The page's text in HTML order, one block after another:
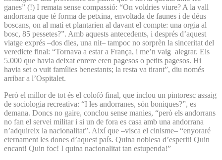
ganes” (!) I remata sense compassió: “On voldries viure? A la vall
andorrana que té forma de petxina, envoltada de faunes i de déus
boscans, on al matí et plantarien al davant el compte: una orgia al
bosc, 85 pessetes?”. Amb aquests antecedents, i després d’aquest
viatge exprés –dos dies, una nit– tampoc no sorprèn la sinceritat del
veredicte final: “Tornava a estar a França, i me’n vaig alegrar. Els
5.000 que havia deixat enrere eren pagesos o petits pagesos. Hi
havia set o vuit famílies benestants; la resta va tirant”, diu només
arribar a l’Ospitalet.
Però el millor de tot és el colofó final, que inclou un pintoresc assaig
de sociologia recreativa: “I les andorranes, són boniques?”, es
demana. Doncs no gaire, conclou sense manies, “però els andorrans
no fan el servei militar i si un de fora es casa amb una andorrana
n’adquireix la nacionalitat”. Així que –visca el cinisme– “enyoraré
eternament les dones d’aquest país. Quina noblesa d’esperit! Quin
encant! Quin foc! I quina nacionalitat tan estupenda!”